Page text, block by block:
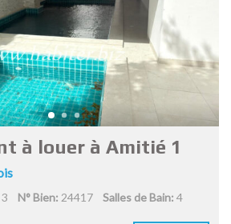
à louer à Amitié 1
3 N° Bien: 24417 Salles de Bain: 4